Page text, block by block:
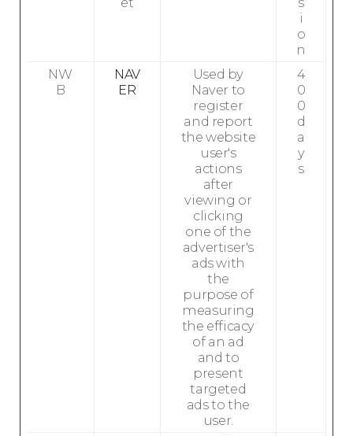
i
o
n
NW
B
NAV
ER
Used by
Naver to
register
and report
the website
user's
actions
after
viewing or
clicking
one of the
advertiser's
ads with
the
purpose of
measuring
the efficacy
of an ad
and to
present
targeted
ads to the
user.
4
0
0
d
a
y
s